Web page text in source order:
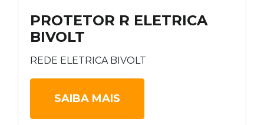
PROTETOR R ELETRICA
BIVOLT
REDE ELETRICA BIVOLT
SAIBA MAIS